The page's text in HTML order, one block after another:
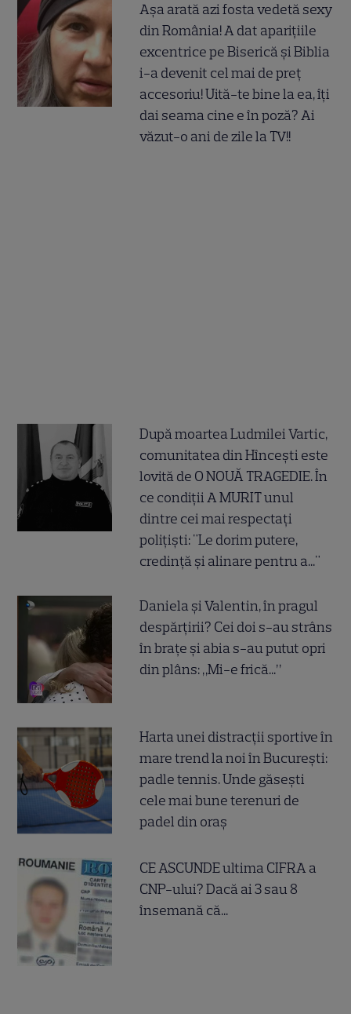
Așa arată azi fosta vedetă sexy
din România! A dat aparițiile
excentrice pe Biserică și Biblia
i-a devenit cel mai de preț
accesoriu! Uită-te bine la ea, îți
dai seama cine e în poză? Ai
văzut-o ani de zile la TV!!
După moartea Ludmilei Vartic,
comunitatea din Hîncești este
lovită de O NOUĂ TRAGEDIE. În
ce condiții A MURIT unul
dintre cei mai respectați
polițiști: "Le dorim putere,
credință și alinare pentru a..."
Daniela și Valentin, în pragul
despărțirii? Cei doi s-au strâns
în brațe și abia s-au putut opri
din plâns: „Mi-e frică...”
Harta unei distracții sportive în
mare trend la noi în București:
padle tennis. Unde găsești
cele mai bune terenuri de
padel din oraș
CE ASCUNDE ultima CIFRA a
CNP-ului? Dacă ai 3 sau 8
însemană că...